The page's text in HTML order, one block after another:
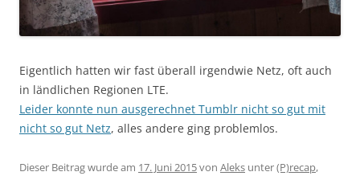
Eigentlich hatten wir fast überall irgendwie Netz, oft auch
in ländlichen Regionen LTE.
Leider konnte nun ausgerechnet Tumblr nicht so gut mit
nicht so gut Netz, alles andere ging problemlos.
Dieser Beitrag wurde am 17. Juni 2015von Aleks unter(P)recap,